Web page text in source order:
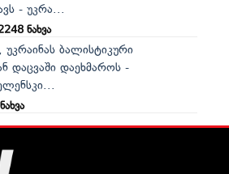
- უკრა...
ნახვა
უკრაინას ბალისტიკური
დაცვაში დაეხმაროს -